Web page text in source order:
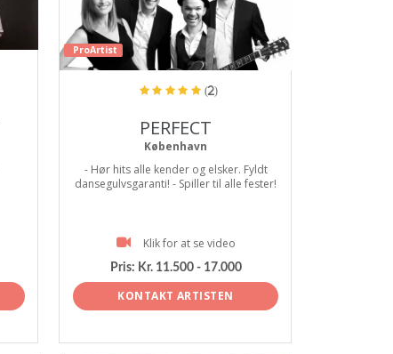
ProArtist
(2)
PERFECT
København
- Hør hits alle kender og elsker. Fyldt
dansegulvsgaranti! - Spiller til alle fester!
Klik for at se video
Pris: Kr. 11.500 - 17.000
KONTAKT ARTISTEN